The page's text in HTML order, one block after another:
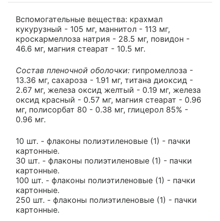
Вспомогательные вещества: крахмал
кукурузный - 105 мг, маннитол - 113 мг,
кроскармеллоза натрия - 28.5 мг, повидон -
46.6 мг, магния стеарат - 10.5 мг.
Состав пленочной оболочки: гипромеллоза -
13.36 мг, сахароза - 1.91 мг, титана диоксид -
2.67 мг, железа оксид желтый - 0.19 мг, железа
оксид красный - 0.57 мг, магния стеарат - 0.96
мг, полисорбат 80 - 0.38 мг, глицерол 85% -
0.96 мг.
10 шт. - флаконы полиэтиленовые (1) - пачки
картонные.
30 шт. - флаконы полиэтиленовые (1) - пачки
картонные.
100 шт. - флаконы полиэтиленовые (1) - пачки
картонные.
250 шт. - флаконы полиэтиленовые (1) - пачки
картонные.